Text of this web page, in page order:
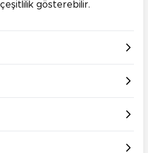
gösterebilir.